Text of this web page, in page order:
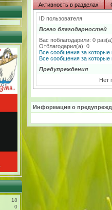
18
0
Активность в разделах
ID пользователя
Всего благодарностей
Вас поблагодарили: 0
Отблагодарил(а): 0
Все сообщения за
Все сообщения за
Предупреждения
Нет
Информация о